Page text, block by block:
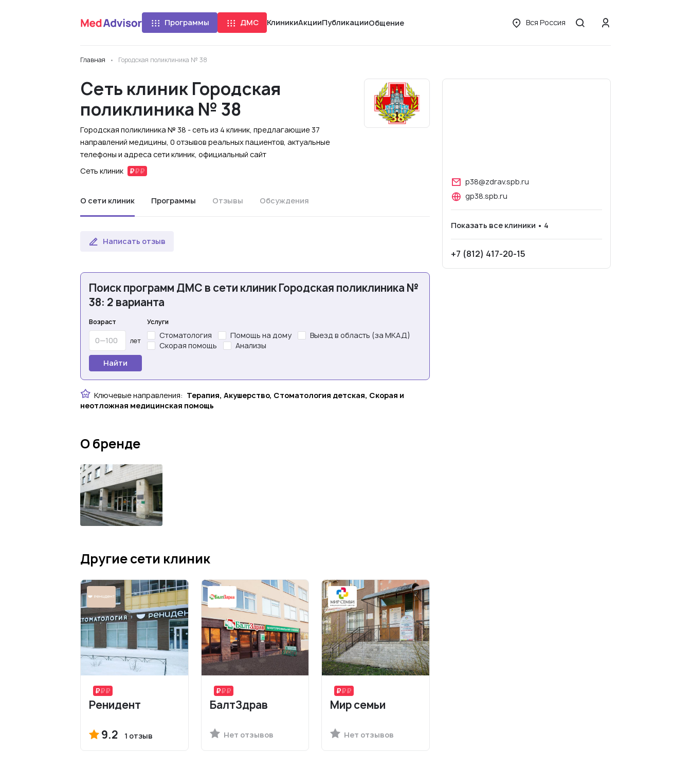
Программы ДМС КлиникиАкцииПубликацииОбщение Вся Россия
Главная Городская поликлиника № 38
Сеть клиник Городская
поликлиника № 38
Городская поликлиника № 38 - сеть из 4 клиник, предлагающие 37
направлений медицины, 0 отзывов реальных пациентов, актуальные
телефоны и адреса сети клиник, официальный сайт
Сеть клиник
О сети клиник Программы Отзывы Обсуждения
Написать отзыв
Поиск программ ДМС в сети клиник Городская поликлиника №
38: 2 варианта
Возраст
лет
Услуги
Стоматология Помощь на дому
Выезд в область (за МКАД)
Скорая помощь
Анализы
Найти
Ключевые направления: Терапия, Акушерство, Стоматология детская, Скорая и
неотложная медицинская помощь
О бренде
Другие сети клиник
Ренидент
9.2 1 отзыв
БалтЗдрав
Нет отзывов
Мир семьи
Нет отзывов
p38@zdrav.spb.ru
gp38.spb.ru
Показать все клиники • 4
+7 (812) 417-20-15